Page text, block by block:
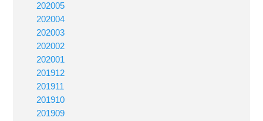
202005
202004
202003
202002
202001
201912
201911
201910
201909